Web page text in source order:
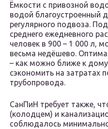
Ёмкости с привозной
водой благоустроенный
регулярного подвоза.
среднего ежедневного
человек в 900 – 1 000 л,
весьма недёшево.
– как можно ближе к
сэкономить на затратах
трубопровода.
СанПиН требует также,
(колодцем) и
соблюдалось